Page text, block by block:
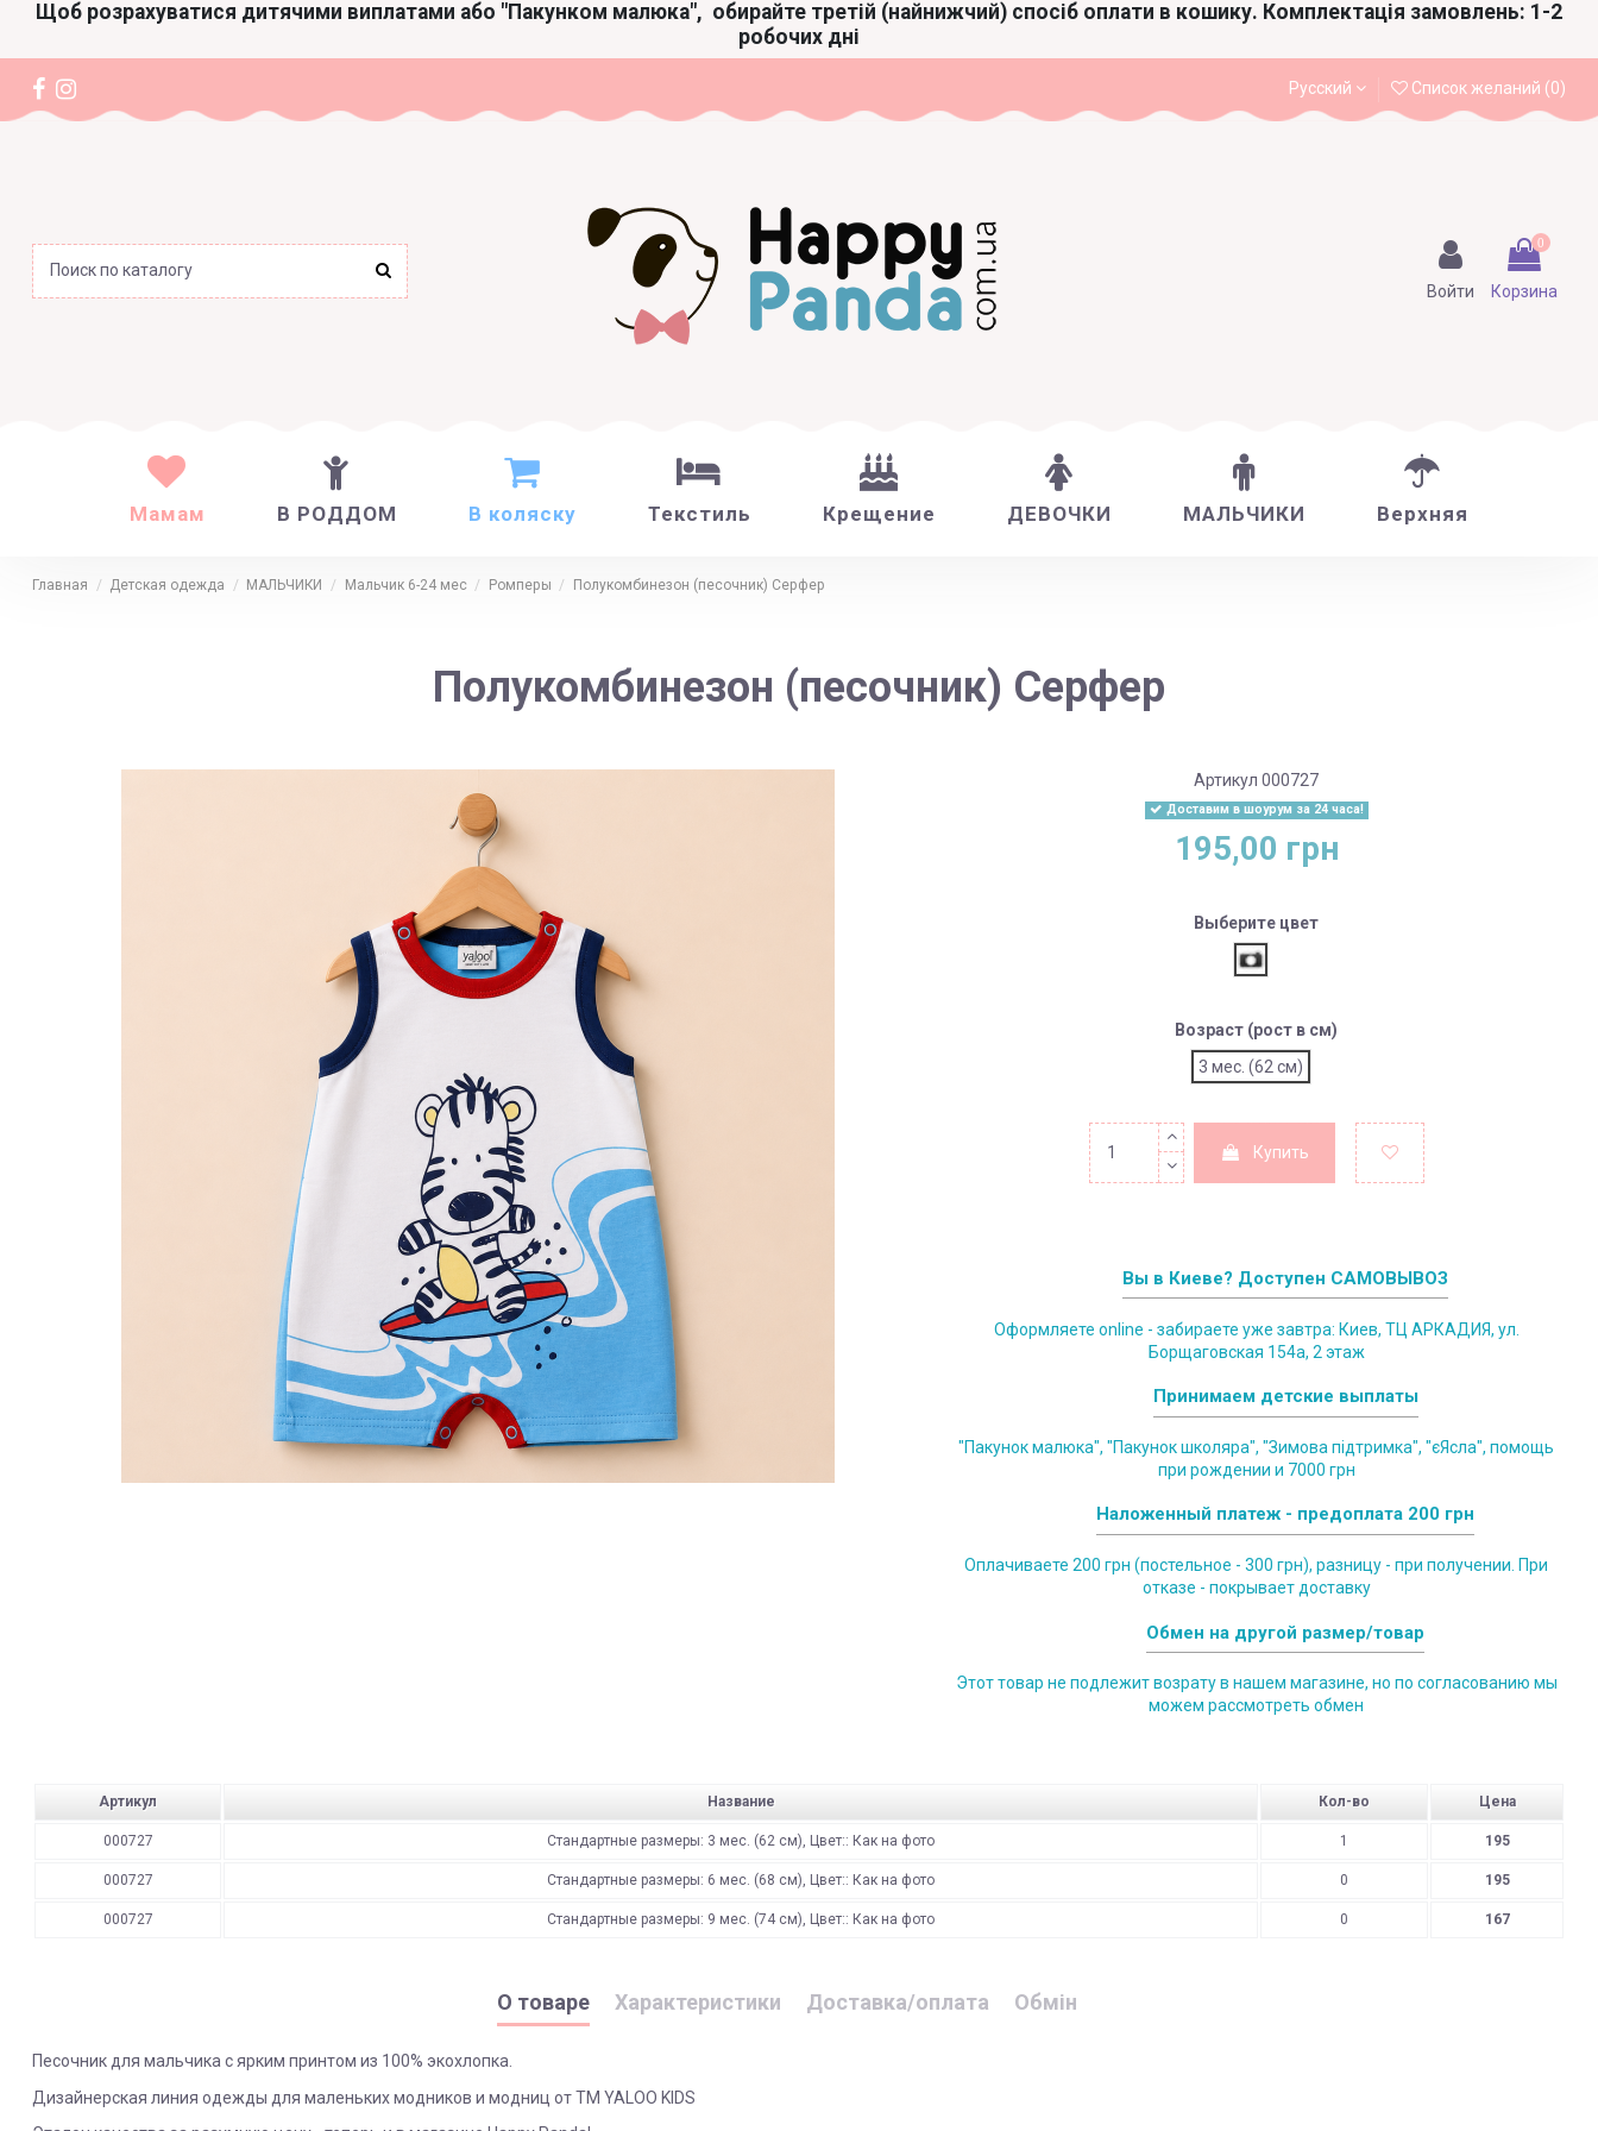
Щоб розрахуватися дитячими виплатами або "Пакунком малюка", обирайте третій (найнижчий) спосіб оплати в кошику. Комплектація замовлень: 1-2
робочих дні
Русский Список желаний (0)
Войти
0
Корзина
Мамам В РОДДОМ В коляску Текстиль Крещение ДЕВОЧКИ МАЛЬЧИКИ Верхняя
Главная Детская одежда МАЛЬЧИКИ Мальчик 6-24 мес Ромперы Полукомбинезон (песочник) Серфер
Полукомбинезон (песочник) Серфер
Артикул 000727
Доставим в шоурум за 24 часа!
195,00 грн
Выберите цвет
Как на фото
Возраст (рост в см)
3 мес. (62 см)
Купить
Вы в Киеве? Доступен САМОВЫВОЗ
Оформляете online - забираете уже завтра: Киев, ТЦ АРКАДИЯ, ул.
Борщаговская 154а, 2 этаж
Принимаем детские выплаты
"Пакунок малюка", "Пакунок школяра", "Зимова підтримка", "єЯсла", помощь
при рождении и 7000 грн
Наложенный платеж - предоплата 200 грн
Оплачиваете 200 грн (постельное - 300 грн), разницу - при получении. При
отказе - покрывает доставку
Обмен на другой размер/товар
Этот товар не подлежит возрату в нашем магазине, но по согласованию мы
можем рассмотреть обмен
Артикул Название Кол-во Цена
000727 Стандартные размеры: 3 мес. (62 см), Цвет:: Как на фото 1 195
000727 Стандартные размеры: 6 мес. (68 см), Цвет:: Как на фото 0 195
000727 Стандартные размеры: 9 мес. (74 см), Цвет:: Как на фото 0 167
О товаре Характеристики Доставка/оплата Обмін
Песочник для мальчика с ярким принтом из 100% экохлопка.
Дизайнерская линия одежды для маленьких модников и модниц от ТМ YALOO KIDS